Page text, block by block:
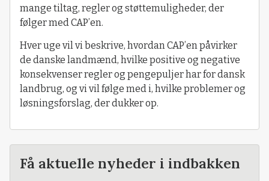
mange tiltag, regler og støttemuligheder, der
følger med CAP’en.
Hver uge vil vi beskrive, hvordan CAP’en påvirker
de danske landmænd, hvilke positive og negative
konsekvenser regler og pengepuljer har for dansk
landbrug, og vi vil følge med i, hvilke problemer og
løsningsforslag, der dukker op.
Få aktuelle nyheder i indbakken